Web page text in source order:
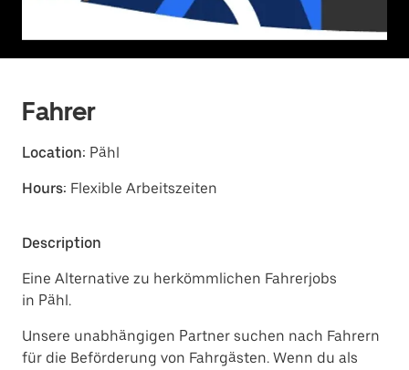
Fahrer
Location: Pähl
Hours: Flexible Arbeitszeiten
Description
Eine Alternative zu herkömmlichen Fahrerjobs
in Pähl.
Unsere unabhängigen Partner suchen nach Fahrern
für die Beförderung von Fahrgästen. Wenn du als